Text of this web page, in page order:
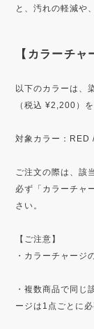
と、汚れの軽減や
【カラーチャ
以下のカラーは、
（税込 ¥2,200）
対象カラー：
ご注文の際は、該
必ず「カラーチャ
さい。
【ご注意】
・カラーチャージ
・複数商品で同じ
ージは1点ごとに必